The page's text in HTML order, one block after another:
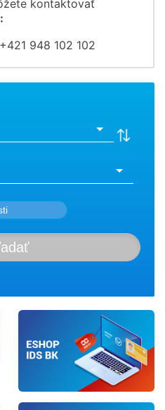
kontaktovať
948 102 102